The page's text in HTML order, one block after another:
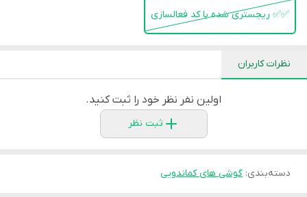
✅️✅️ ریجستری شده با کد فعالسازی
نظرات کاربران
اولین نفر نظر خود را ثبت کنید.
ثبت نظر
دسته‌بندی: گوشی های کماندویی